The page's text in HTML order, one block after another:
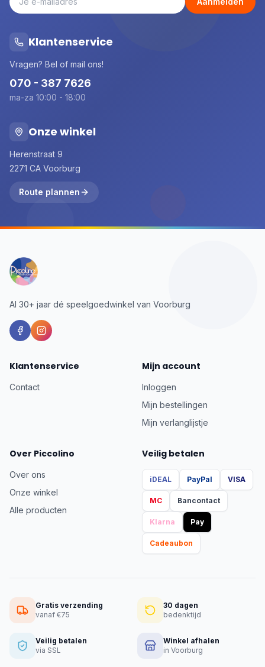
Klantenservice
Vragen? Bel of mail ons!
070 - 387 7626
ma-za 10:00 - 18:00
Onze winkel
Herenstraat 9
2271 CA Voorburg
Route plannen
Al 30+ jaar dé speelgoedwinkel van Voorburg
Klantenservice
Contact
Mijn account
Inloggen
Mijn bestellingen
Mijn verlanglijstje
Over Piccolino
Over ons
Onze winkel
Alle producten
Veilig betalen
iDEAL PayPal VISA
MC Bancontact
Klarna Pay
Cadeaubon
Gratis verzending
vanaf €75
30 dagen
bedenktijd
Veilig betalen
via SSL
Winkel afhalen
in Voorburg